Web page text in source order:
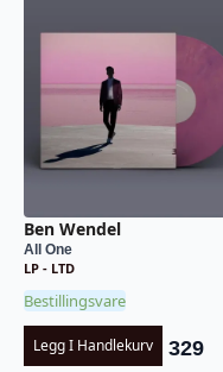
Ben Wendel
All One
LP - LTD
Bestillingsvare
Legg I Handlekurv 329